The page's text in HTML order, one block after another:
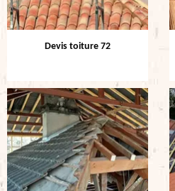
Devis toiture 72